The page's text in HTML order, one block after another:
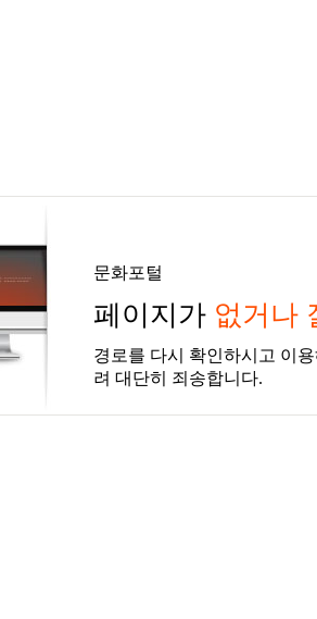
문화포털
페이지가 없거나
경로를 다시 확인하시고 이
려 대단히 죄송합니다.